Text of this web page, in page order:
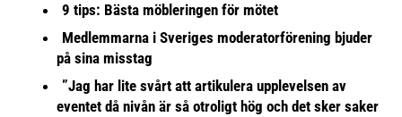
9 tips: Bästa möbleringen för mötet
Medlemmarna i Sveriges moderatorförening bjuder
på sina misstag
”Jag har lite svårt att artikulera upplevelsen av
eventet då nivån är så otroligt hög och det sker saker